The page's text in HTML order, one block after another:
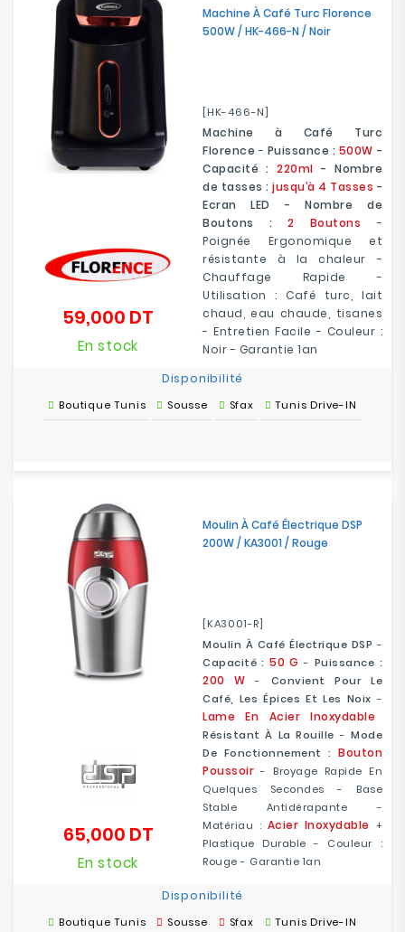
Machine À Café Turc Florence
500W / HK-466-N / Noir
[HK-466-N]
Machine à Café Turc
Florence - Puissance : 500W -
Capacité :220ml - Nombre
de tasses : jusqu’à 4 Tasses -
Ecran LED - Nombre de
Boutons :2 Boutons
-
Poignée Ergonomique et
résistante à la chaleur -
Chauffage Rapide -
Utilisation : Café turc, lait
chaud, eau chaude, tisanes
- Entretien Facile - Couleur :
Noir - Garantie 1an
59,000 DT
En stock
Disponibilité
Boutique Tunis Sousse Sfax Tunis Drive-IN
Moulin À Café Électrique DSP
200W / KA3001 / Rouge
[KA3001-R]
Moulin À Café Électrique DSP -
Capacité : 50 G - Puissance :
200 W- Convient Pour Le
Café, Les Épices Et Les Noix -
Lame En Acier Inoxydable
Résistant À La Rouille - Mode
De Fonctionnement : Bouton
Poussoir - Broyage Rapide En
Quelques Secondes - Base
Stable Antidérapante -
Matériau : Acier Inoxydable +
Plastique Durable - Couleur :
Rouge - Garantie 1an
65,000 DTPrix
En stock
Disponibilité
Boutique Tunis Sousse Sfax Tunis Drive-IN